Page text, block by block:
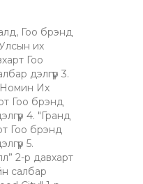
Гоо брэнд
Улсын их
Гоо
дэлгүүр 3.
Их
Гоо брэнд
4. "Гранд
Гоо брэнд
5.
2-р давхарт
салбар